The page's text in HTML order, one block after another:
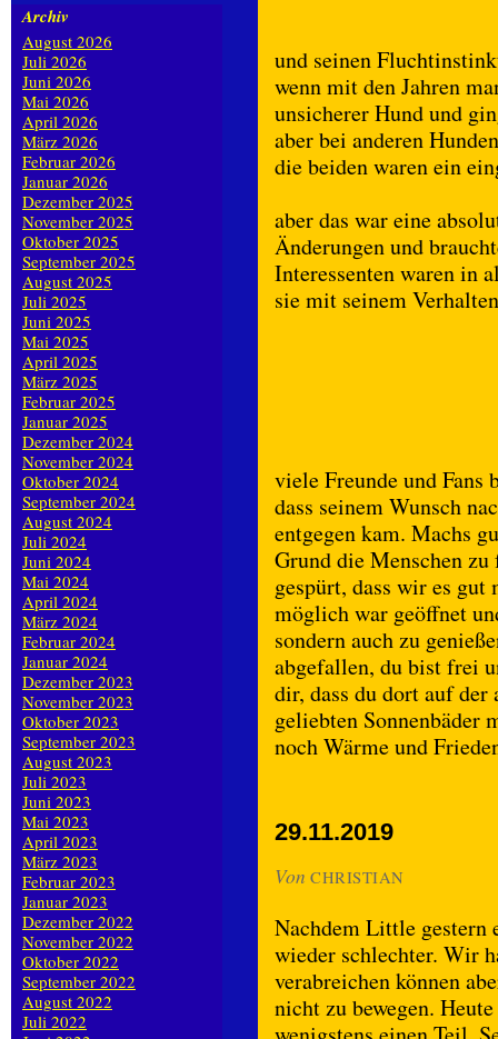
und seinen
wenn mit den Jahren
unsicherer Hund und
aber bei anderen
die beiden waren ein
aber das war eine
Änderungen und
Interessenten waren in
sie mit seinem
viele Freunde und Fans
dass seinem Wunsch
entgegen kam. Machs
Grund die Menschen
gespürt, dass wir es
möglich war geöffnet
sondern auch zu
abgefallen, du bist frei
dir, dass du dort auf der
geliebten Sonnenbäder
noch Wärme und
29.11.2019
Von CHRISTIAN
Nachdem Little gestern
wieder schlechter. Wir
verabreichen können
nicht zu bewegen.
Archiv
August 2026
Juli 2026
Juni 2026
Mai 2026
April 2026
März 2026
Februar 2026
Januar 2026
Dezember 2025
November 2025
Oktober 2025
September 2025
August 2025
Juli 2025
Juni 2025
Mai 2025
April 2025
März 2025
Februar 2025
Januar 2025
Dezember 2024
November 2024
Oktober 2024
September 2024
August 2024
Juli 2024
Juni 2024
Mai 2024
April 2024
März 2024
Februar 2024
Januar 2024
Dezember 2023
November 2023
Oktober 2023
September 2023
August 2023
Juli 2023
Juni 2023
Mai 2023
April 2023
März 2023
Februar 2023
Januar 2023
Dezember 2022
November 2022
Oktober 2022
September 2022
August 2022
Juli 2022